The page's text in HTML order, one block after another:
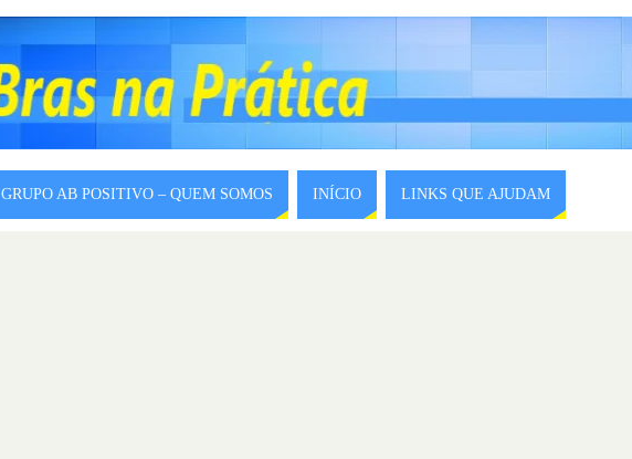
GRUPO AB POSITIVO – QUEM SOMOS INÍCIO LINKS QUE AJUDAM